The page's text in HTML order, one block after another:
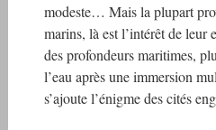
modeste… Mais la plupart
marins, là est l’intérêt de leur
des profondeurs maritimes,
l’eau après une immersion
s’ajoute l’énigme des cités